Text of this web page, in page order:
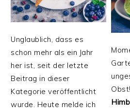
Unglaublich, dass es
schon mehr als ein Jahr
her ist, seit der letzte
Beitrag in dieser
Kategorie veröffentlicht
wurde. Heute melde ich